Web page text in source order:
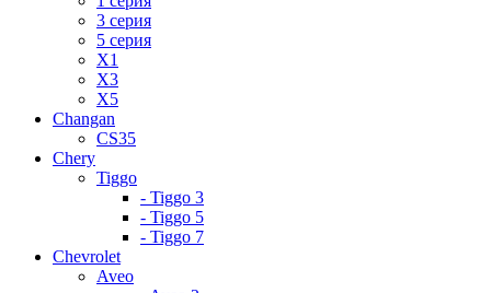
3 серия
5 серия
X1
X3
X5
Changan
CS35
Chery
Tiggo
- Tiggo 3
- Tiggo 5
- Tiggo 7
Chevrolet
Aveo